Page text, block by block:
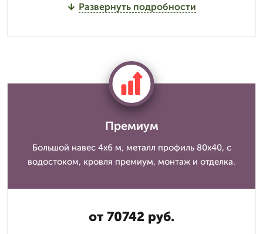
Развернуть подробности
Премиум
Большой навес 4x6 м, металл профиль 80x40, с
водостоком, кровля премиум, монтаж и отделка.
от 70742 руб.